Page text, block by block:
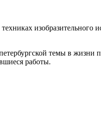
изобразительного
темы в жизни
работы.